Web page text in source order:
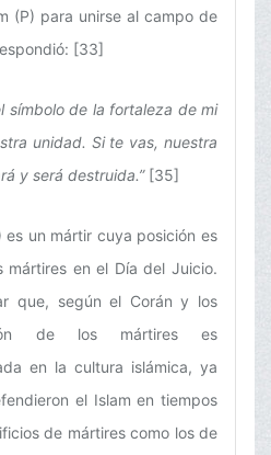
(P) para unirse al campo de
[33]
símbolo de la fortaleza de mi
unidad. Si te vas, nuestra
y será destruida.”[35]
es un mártir cuya posición es
mártires en el Día del Juicio.
que, según el Corán y los
de los mártires es
en la cultura islámica, ya
el Islam en tiempos
de mártires como los de